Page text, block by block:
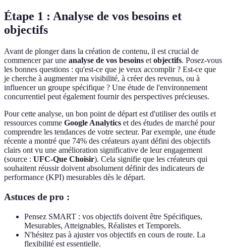
Étape 1 : Analyse de vos besoins et
objectifs
Avant de plonger dans la création de contenu, il est crucial de
commencer par une analyse de vos besoins et objectifs. Posez-vous
les bonnes questions : qu'est-ce que je veux accomplir ? Est-ce que
je cherche à augmenter ma visibilité, à créer des revenus, ou à
influencer un groupe spécifique ? Une étude de l'environnement
concurrentiel peut également fournir des perspectives précieuses.
Pour cette analyse, un bon point de départ est d'utiliser des outils et
ressources comme Google Analytics et des études de marché pour
comprendre les tendances de votre secteur. Par exemple, une étude
récente a montré que 74% des créateurs ayant défini des objectifs
clairs ont vu une amélioration significative de leur engagement
(source : UFC-Que Choisir). Cela signifie que les créateurs qui
souhaitent réussir doivent absolument définir des indicateurs de
performance (KPI) mesurables dès le départ.
Astuces de pro :
Pensez SMART : vos objectifs doivent être Spécifiques,
Mesurables, Atteignables, Réalistes et Temporels.
N'hésitez pas à ajuster vos objectifs en cours de route. La
flexibilité est essentielle.